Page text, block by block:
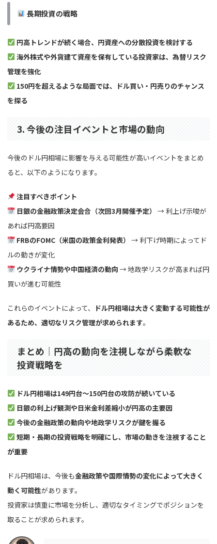
長期投資の戦略
円高トレンドが続く場合、円資産への分散投資を検討する
海外株式や外貨建て資産を保有している投資家は、為替リスク
管理を強化
150円を超えるような局面では、ドル買い・円売りのチャンス
を探る
3. 今後の注目イベントと市場の動向
今後のドル円相場に影響を与える可能性が高いイベントをまとめ
ると、以下のようになります。
注目すべきポイント
日銀の金融政策決定会合（次回3月開催予定） → 利上げ示唆が
あれば円高要因
FRBのFOMC（米国の政策金利発表） → 利下げ時期によってド
ルの動きが変化
ウクライナ情勢や中国経済の動向 → 地政学リスクが高まれば円
買いが進む可能性
これらのイベントによって、
ドル円相場は大きく変動する可能性が
あるため、適切なリスク管理が求められます。
まとめ｜円高の動向を注視しながら柔軟な
投資戦略を
ドル円相場は149円台〜150円台の攻防が続いている
日銀の利上げ観測や日米金利差縮小が円高の主要因
今後の金融政策の動向や地政学リスクが鍵を握る
短期・長期の投資戦略を明確にし、市場の動きを注視すること
が重要
ドル円相場は、今後も金融政策や国際情勢の変化によって大きく
動く可能性があります。
投資家は慎重に市場を分析し、適切なタイミングでポジションを
取ることが求められます。